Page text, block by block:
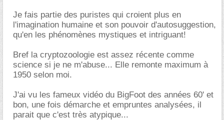
Je fais partie des puristes qui croient plus en
l'imagination humaine et son pouvoir d'autosuggestion,
qu'en les phénomènes mystiques et intriguant!
Bref la cryptozoologie est assez récente comme
science si je ne m'abuse... Elle remonte maximum à
1950 selon moi.
J'ai vu les fameux vidéo du BigFoot des années 60' et
bon, une fois démarche et empruntes analysées, il
parait que c'est très atypique...